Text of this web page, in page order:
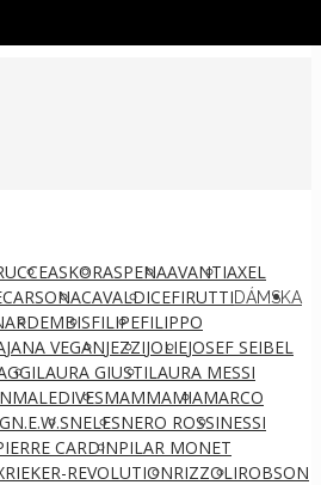
ASKORASPENAAVANTIAXEL
CARSONACAVALDICEFIRUTTI
EMBISFILIPEFILIPPO
JANA VEGANJEZZIJOLIEJOSEF SEIBEL
LAURA GIUSTILAURA MESSI
MALEDIVESMAMMAMIAMARCO
N.E.W.SNELESNERO ROSSINESSI
CARDINPILAR MONET
RIEKER-REVOLUTIONRIZZOLIROBSON
DÁMSKA